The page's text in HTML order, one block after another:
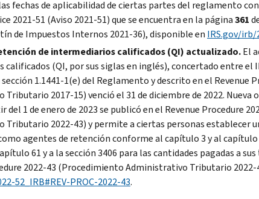
fechas de aplicabilidad de ciertas partes del reglamento
2021-51 (Aviso 2021-51) que se encuentra en la página361
de Impuestos Internos 2021-36), disponible en IRS.gov/irb/
de intermediarios calificados (QI) actualizado.El
calificados (QI, por sus siglas en inglés), concertado entre el
1.1441-1(e) del Reglamento y descrito en el Revenue
2017-15) venció el 31 de diciembre de 2022. Nueva
del 1 de enero de 2023 se publicó en el Revenue Procedure
Tributario 2022-43) y permite a ciertas personas establecer
agentes de retención conforme al capítulo 3 y al capítulo
61 y a la sección 3406 para las cantidades pagadas a
2022-43 (Procedimiento Administrativo Tributario 2022-
52_IRB#REV-PROC-2022-43.